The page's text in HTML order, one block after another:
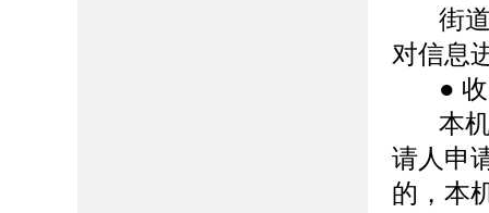
街
对信息
●
本
请人申
的，本